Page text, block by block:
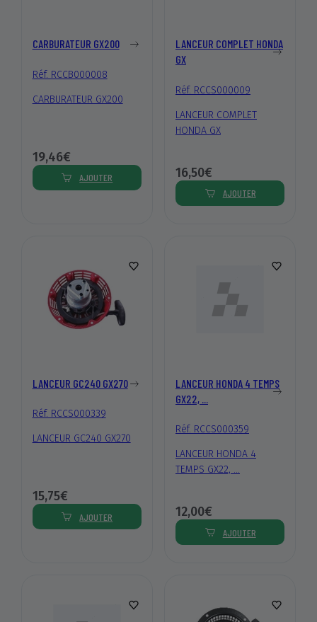
CARBURATEUR GX200
Réf. RCCB000008
CARBURATEUR GX200
19,46€
AJOUTER
LANCEUR COMPLET HONDA
GX
Réf. RCCS000009
LANCEUR COMPLET
HONDA GX
16,50€
AJOUTER
LANCEUR GC240 GX270
Réf. RCCS000339
LANCEUR GC240 GX270
15,75€
AJOUTER
LANCEUR HONDA 4 TEMPS
GX22, ...
Réf. RCCS000359
LANCEUR HONDA 4
TEMPS GX22, ...
12,00€
AJOUTER